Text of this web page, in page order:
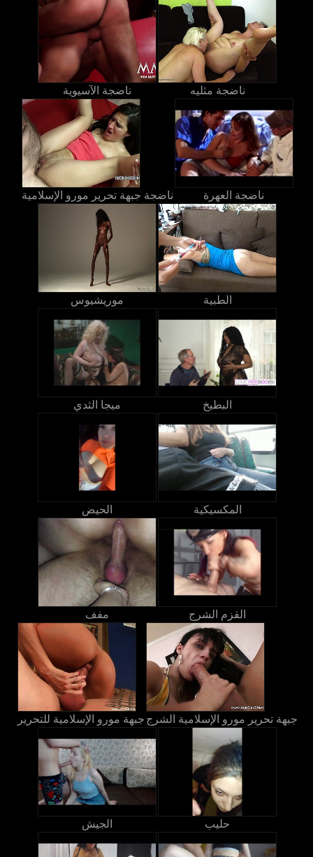
ناضجة الآسيوية ناضجة مثليه
ناضجة جبهة تحرير مورو الإسلامية ناضجة العهرة
موريشيوس الطبية
ميجا الثدي البطيخ
الحيض المكسيكية
مفف القزم الشرج
جبهة مورو الإسلامية للتحرير جبهة تحرير مورو الإسلامية الشرج
الجيش حليب